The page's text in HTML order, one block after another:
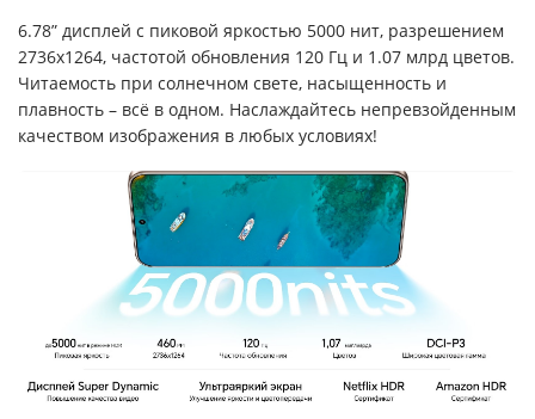
6.78” дисплей с пиковой яркостью 5000 нит, разрешением
2736x1264, частотой обновления 120 Гц и 1.07 млрд цветов.
Читаемость при солнечном свете, насыщенность и
плавность – всё в одном. Наслаждайтесь непревзойденным
качеством изображения в любых условиях!